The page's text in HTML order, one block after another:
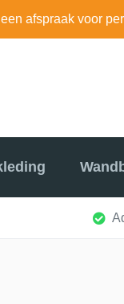
afspraak voor